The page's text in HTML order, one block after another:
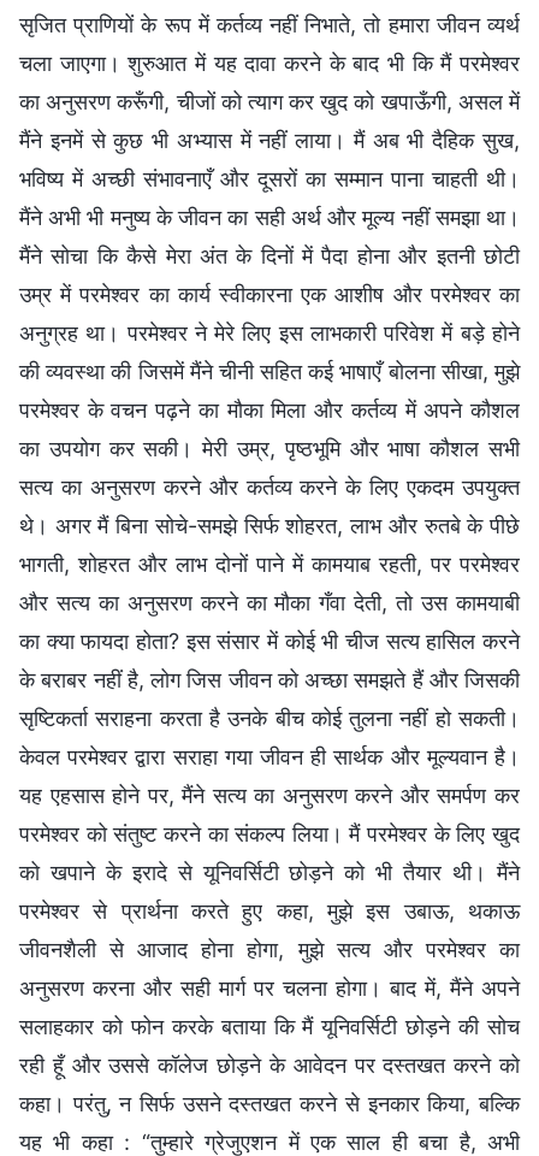
सृजित प्राणियों के रूप में कर्तव्य नहीं निभाते, तो हमारा जीवन व्यर्थ
चला जाएगा। शुरुआत में यह दावा करने के बाद भी कि मैं परमेश्वर
का अनुसरण करूँगी, चीजों को त्याग कर खुद को खपाऊँगी, असल में
मैंने इनमें से कुछ भी अभ्यास में नहीं लाया। मैं अब भी दैहिक सुख,
भविष्य में अच्छी संभावनाएँ और दूसरों का सम्मान पाना चाहती थी।
मैंने अभी भी मनुष्य के जीवन का सही अर्थ और मूल्य नहीं समझा था।
मैंने सोचा कि कैसे मेरा अंत के दिनों में पैदा होना और इतनी छोटी
उम्र में परमेश्वर का कार्य स्वीकारना एक आशीष और परमेश्वर का
अनुग्रह था। परमेश्वर ने मेरे लिए इस लाभकारी परिवेश में बड़े होने
की व्यवस्था की जिसमें मैंने चीनी सहित कई भाषाएँ बोलना सीखा, मुझे
परमेश्वर के वचन पढ़ने का मौका मिला और कर्तव्य में अपने कौशल
का उपयोग कर सकी। मेरी उम्र, पृष्ठभूमि और भाषा कौशल सभी
सत्य का अनुसरण करने और कर्तव्य करने के लिए एकदम उपयुक्त
थे। अगर मैं बिना सोचे-समझे सिर्फ शोहरत, लाभ और रुतबे के पीछे
भागती, शोहरत और लाभ दोनों पाने में कामयाब रहती, पर परमेश्वर
और सत्य का अनुसरण करने का मौका गँवा देती, तो उस कामयाबी
का क्या फायदा होता? इस संसार में कोई भी चीज सत्य हासिल करने
के बराबर नहीं है, लोग जिस जीवन को अच्छा समझते हैं और जिसकी
सृष्टिकर्ता सराहना करता है उनके बीच कोई तुलना नहीं हो सकती।
केवल परमेश्वर द्वारा सराहा गया जीवन ही सार्थक और मूल्यवान है।
यह एहसास होने पर, मैंने सत्य का अनुसरण करने और समर्पण कर
परमेश्वर को संतुष्ट करने का संकल्प लिया। मैं परमेश्वर के लिए खुद
को खपाने के इरादे से यूनिवर्सिटी छोड़ने को भी तैयार थी। मैंने
परमेश्वर से प्रार्थना करते हुए कहा, मुझे इस उबाऊ, थकाऊ
जीवनशैली से आजाद होना होगा, मुझे सत्य और परमेश्वर का
अनुसरण करना और सही मार्ग पर चलना होगा। बाद में, मैंने अपने
सलाहकार को फोन करके बताया कि मैं यूनिवर्सिटी छोड़ने की सोच
रही हूँ और उससे कॉलेज छोड़ने के आवेदन पर दस्तखत करने को
कहा। परंतु, न सिर्फ उसने दस्तखत करने से इनकार किया, बल्कि
यह भी कहा : “तुम्हारे ग्रेजुएशन में एक साल ही बचा है, अभी